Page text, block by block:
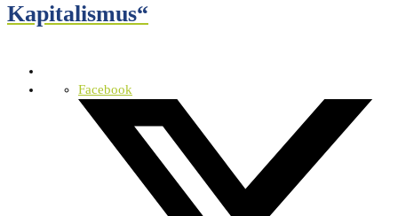
Kapitalismus“
Facebook